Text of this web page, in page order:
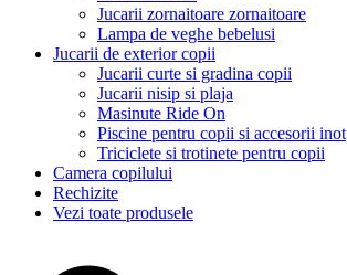
Jucarii zornaitoare zornaitoare
Lampa de veghe bebelusi
Jucarii de exterior copii
Jucarii curte si gradina copii
Jucarii nisip si plaja
Masinute Ride On
Piscine pentru copii si accesorii inot
Triciclete si trotinete pentru copii
Camera copilului
Rechizite
Vezi toate produsele